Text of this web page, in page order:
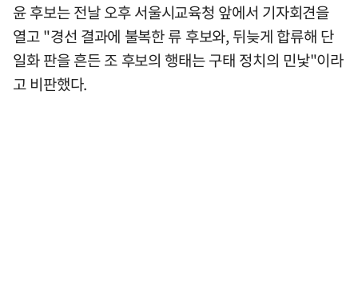
윤 후보는 전날 오후 서울시교육청 앞에서 기자회견을
열고 "경선 결과에 불복한 류 후보와, 뒤늦게 합류해 단
일화 판을 흔든 조 후보의 행태는 구태 정치의 민낯"이라
고 비판했다.